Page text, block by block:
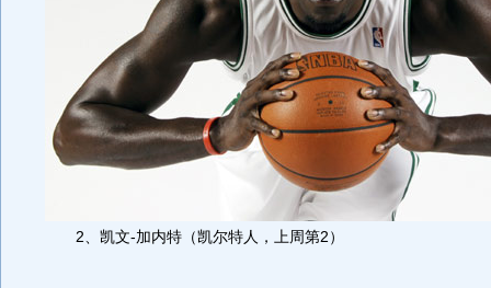
2、凯文-加内特（凯尔特人，上周第2）